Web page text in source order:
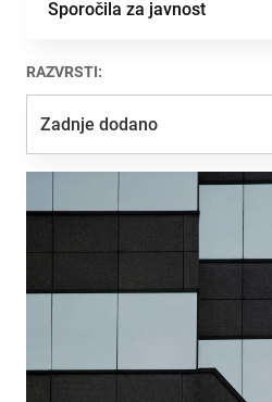
Sporočila za javnost
RAZVRSTI:
Zadnje dodano
Najbolj brano